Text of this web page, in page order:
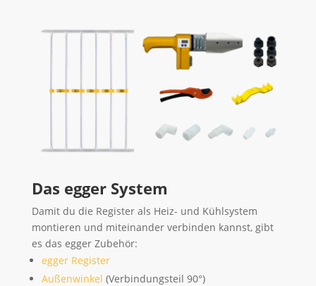
Das egger System
Damit du die Register als Heiz- und Kühlsystem
montieren und miteinander verbinden kannst, gibt
es das egger Zubehör:
egger Register
Außenwinkel (Verbindungsteil 90°)